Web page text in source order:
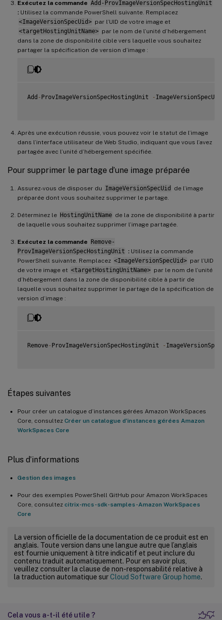
Exécutez la commande Add-ProvImageVersionSpecHostingUnit
: Utilisez la commande PowerShell suivante. Remplacez
<ImageVersionSpecUid> par l’UID de votre image et
<targetHostingUnitName> par le nom de l’unité d’hébergement
dans la zone de disponibilité cible vers laquelle vous souhaitez
partager la spécification de version d’image :
Add - ProvImageVersionSpecHostingUnit -
Après une exécution réussie, vous pouvez voir le statut de l’image
dans l’interface utilisateur de Web Studio, indiquant que vous l’avez
partagée avec l’unité d’hébergement spécifiée.
Pour supprimer le partage d’une image préparée
Assurez-vous de disposer du ImageVersionSpecUid
de l’image
préparée dont vous souhaitez supprimer le partage.
Déterminez le HostingUnitName de la zone de disponibilité à partir
de laquelle vous souhaitez supprimer l’image partagée.
Exécutez la commande Remove-
ProvImageVersionSpecHostingUnit :Utilisez la commande
PowerShell suivante. Remplacez <ImageVersionSpecUid> par l’UID
de votre image et <targetHostingUnitName> par le nom de l’unité
d’hébergement dans la zone de disponibilité cible à partir de
laquelle vous souhaitez supprimer le partage de la spécification de
version d’image :
Remove- ProvImageVersionSpecHostingUnit -
Étapes suivantes
Pour créer un catalogue d’instances gérées Amazon WorkSpaces
Core, consultez Créer un catalogue d’instances gérées Amazon
WorkSpaces Core
Plus d’informations
Gestion des images
Pour des exemples PowerShell GitHub pour Amazon WorkSpaces
Core, consultez citrix-mcs-sdk-samples-Amazon WorkSpaces
Core
La version officielle de la documentation de ce produit est en
anglais. Toute version dans une langue autre que l’anglais
est fournie uniquement à titre indicatif et peut inclure du
contenu traduit automatiquement. Pour en savoir plus,
veuillez consulter la clause de non-responsabilité relative à
la traduction automatique surCloud Software Group home.
Cela vous a-t-il été utile ?